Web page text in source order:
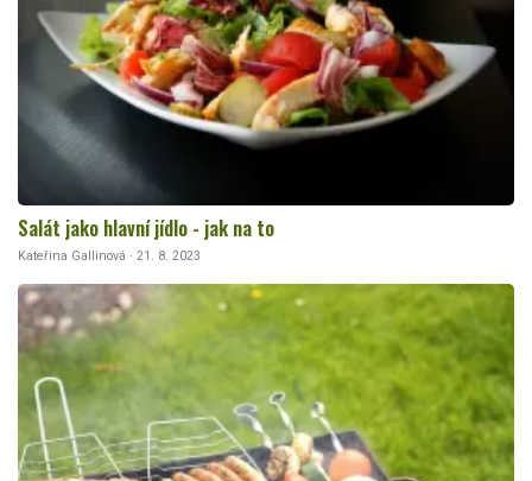
Salát jako hlavní jídlo - jak na to
Kateřina Gallinová · 21. 8. 2023